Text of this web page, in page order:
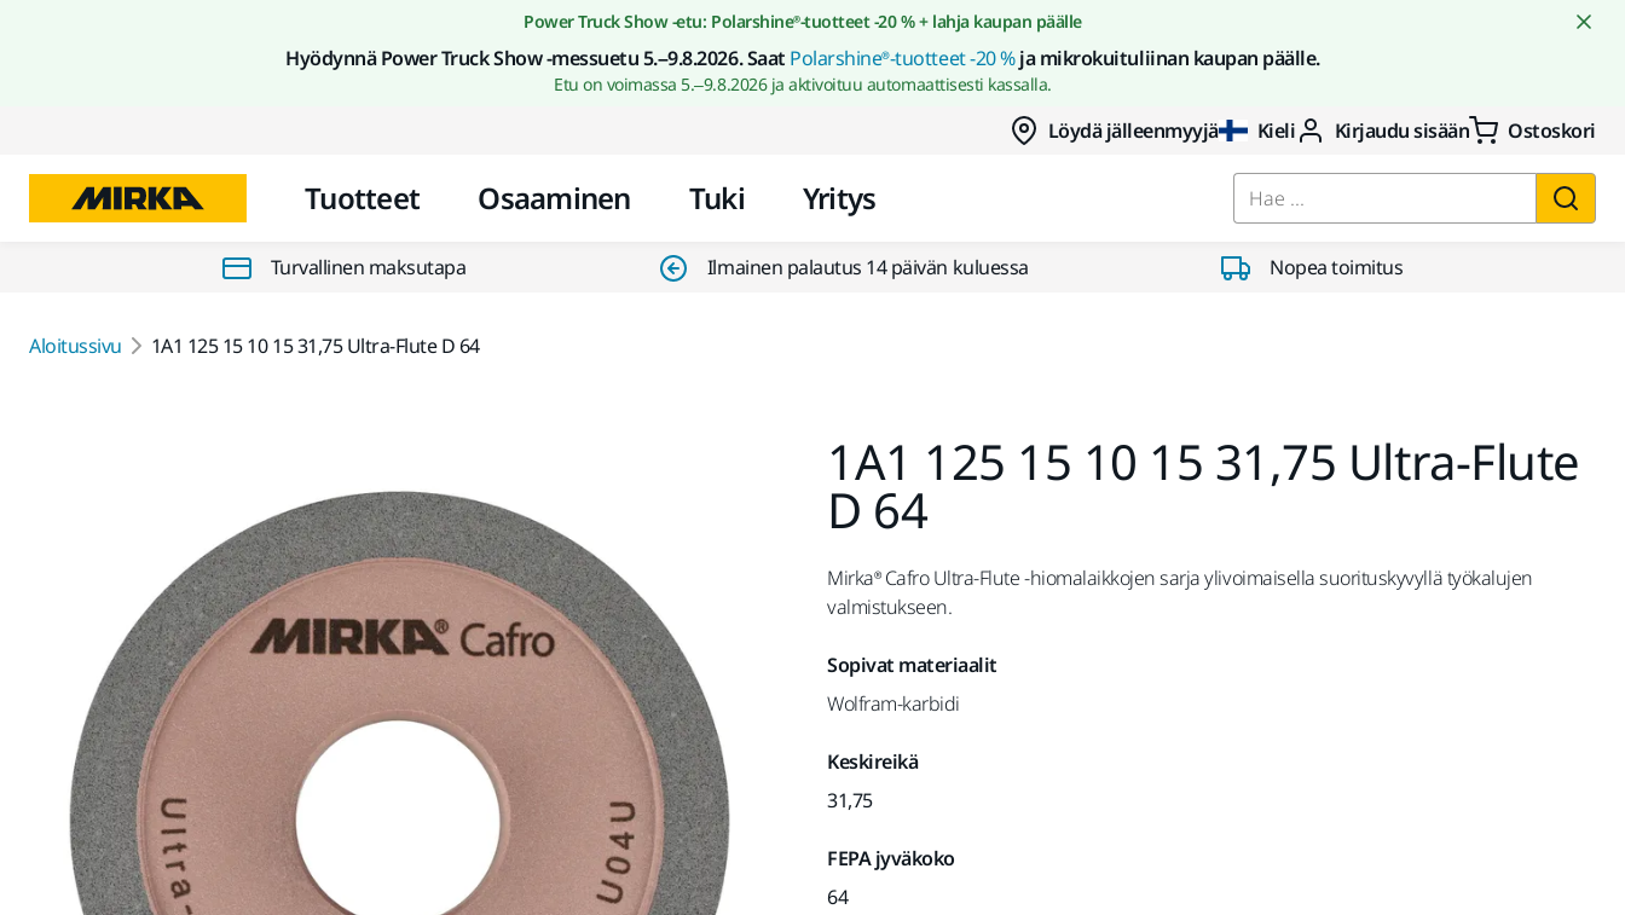
Siirry sisältöön
Power Truck Show -etu: Polarshine®-tuotteet -20 % + lahja kaupan päälle
Hyödynnä Power Truck Show -messuetu 5.–9.8.2026. Saat Polarshine®-tuotteet -20 %ja mikrokuituliinan kaupan päälle.
Etu on voimassa 5.–9.8.2026 ja aktivoituu automaattisesti kassalla.
Löydä jälleenmyyjä Kieli Kirjaudu sisään Ostoskori
Tuotteet Osaaminen Tuki Yritys Hae ...
Turvallinen maksutapa Ilmainen palautus 14 päivän kuluessa Nopea toimitus
Aloitussivu 1A1 125 15 10 15 31,75 Ultra-Flute D 64
1A1 125 15 10 15 31,75 Ultra-Flute
D 64
Mirka® Cafro Ultra-Flute -hiomalaikkojen sarja ylivoimaisella suorituskyvyllä työkalujen
valmistukseen.
Sopivat materiaalit
Wolfram-karbidi
Keskireikä
31,75
FEPA jyväkoko
64